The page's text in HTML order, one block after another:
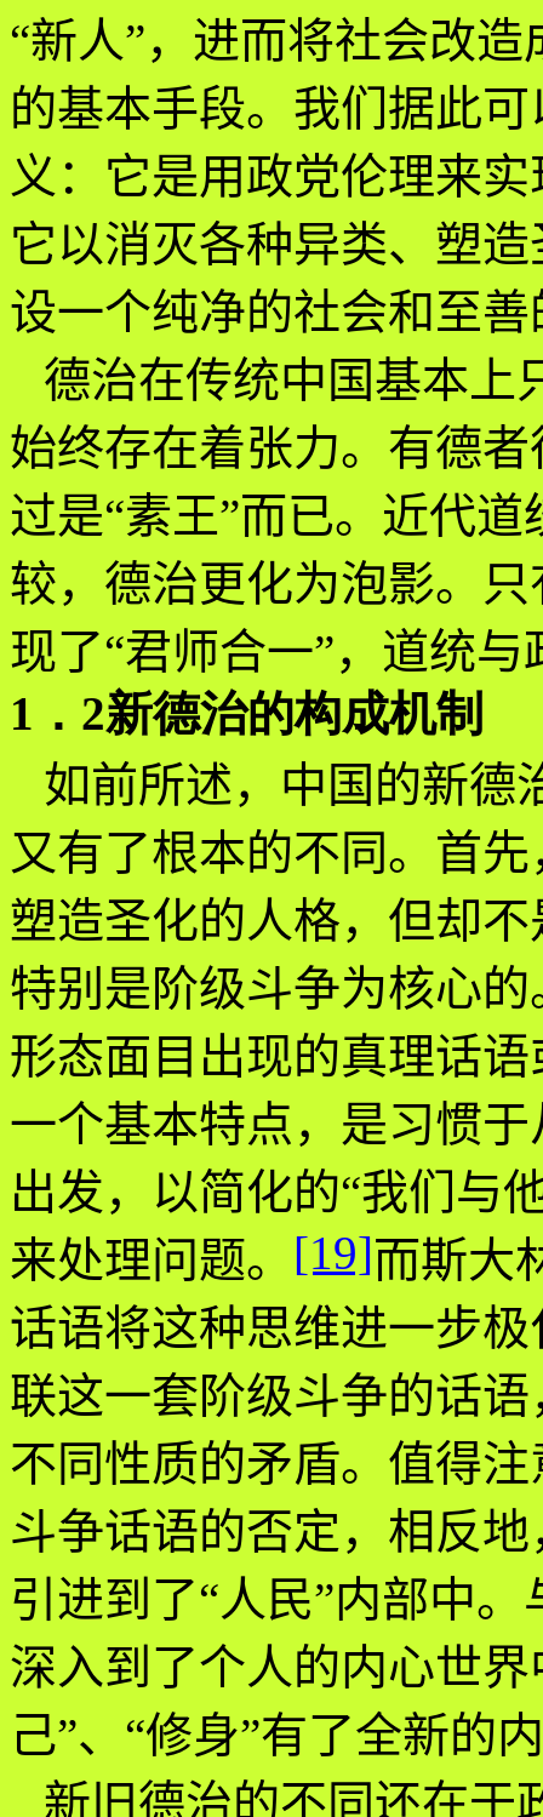
“新人”，进而将社会改
的基本手段。我们据此
义：它是用政党伦理来
它以消灭各种异类、塑
设一个纯净的社会和至
德治在传统中国基本上
始终存在着张力。有德
过是“素王”而已。近代
较，德治更化为泡影。
现了“君师合一”，道统
1．2新德治的构成机制
如前所述，中国的新德
又有了根本的不同。首
塑造圣化的人格，但却
特别是阶级斗争为核心
形态面目出现的真理话
一个基本特点，是习惯
出发，以简化的“我们与
来处理问题。 [19]而斯大
话语将这种思维进一步
联这一套阶级斗争的话
不同性质的矛盾。值得
斗争话语的否定，相反
引进到了“人民”内部中
深入到了个人的内心世
己”、“修身”有了全新的
新旧德治的不同还在于